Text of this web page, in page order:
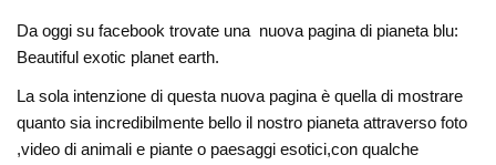
Da oggi su facebook trovate una nuova pagina di pianeta blu:
Beautiful exotic planet earth.
La sola intenzione di questa nuova pagina è quella di mostrare
quanto sia incredibilmente bello il nostro pianeta attraverso foto
,video di animali e piante o paesaggi esotici,con qualche